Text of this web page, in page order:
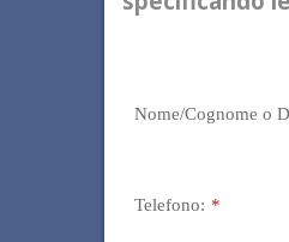
Nome/Cognome o
Telefono: *